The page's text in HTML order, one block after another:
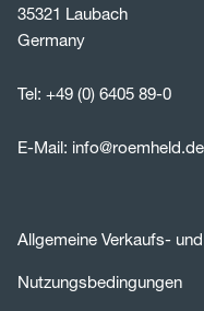
35321 Laubach
Germany
Tel: +49 (0) 6405 89-0
E-Mail: info@roemheld.de
Allgemeine Verkaufs-
Nutzungsbedingungen